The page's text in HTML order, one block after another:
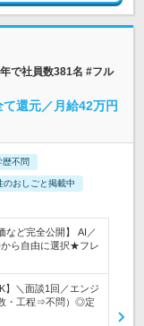
で社員数381名 #フル
還元／月給42万円
歴不問
のおしごと掲載中
など完全公開】 AI／
ら自由に選択★フレ
】＼面談1回／エンジ
・工程⇒不問）◎定